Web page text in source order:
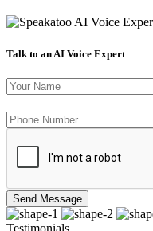
Talk to an AI Voice Expert
Send Message
Testimonials